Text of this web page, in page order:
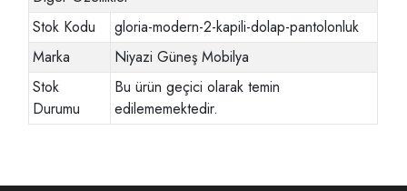
Stok Kodu
gloria-modern-2-kapili-dolap-pantolonluk
Marka
Niyazi Güneş Mobilya
Stok
Durumu
Bu ürün geçici olarak temin
edilememektedir.